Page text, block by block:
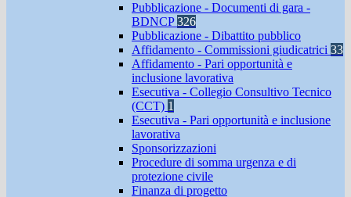
Pubblicazione - Documenti di gara -
BDNCP326
Pubblicazione - Dibattito pubblico
Affidamento - Commissioni giudicatrici 33
Affidamento - Pari opportunità e
inclusione lavorativa
Esecutiva - Collegio Consultivo Tecnico
(CCT) 1
Esecutiva - Pari opportunità e inclusione
lavorativa
Sponsorizzazioni
Procedure di somma urgenza e di
protezione civile
Finanza di progetto